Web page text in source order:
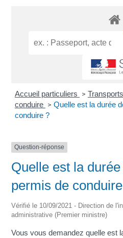
Accueil particuliers >
conduire > Quelle est la durée
conduire ?
Question-réponse
Quelle est la
permis de
Vérifié le 10/09/2021 - Direction de
administrative (Premier ministre)
Vous vous demandez quelle est